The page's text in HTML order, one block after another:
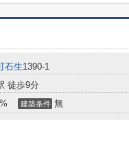
石生1390-1
徒歩9分
建築条件 無